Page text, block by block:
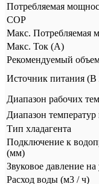
Потребляемая
COP
Mакс. Потребляемая
Mакс. Ток (А)
Рекомендуемый
Источник питания (В
Диапазон рабочих
Диапазон
Тип хладагента
Подключение к
(мм)
Звуковое давление
Расход воды (м3 / ч)